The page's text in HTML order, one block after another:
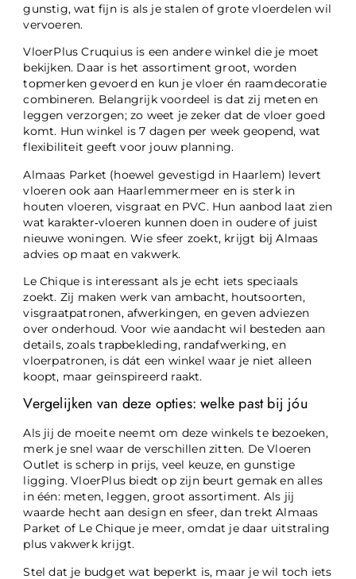
gunstig, wat fijn is als je stalen of grote vloerdelen wil
vervoeren.
VloerPlus Cruquius is een andere winkel die je moet
bekijken. Daar is het assortiment groot, worden
topmerken gevoerd en kun je vloer én raamdecoratie
combineren. Belangrijk voordeel is dat zij meten en
leggen verzorgen; zo weet je zeker dat de vloer goed
komt. Hun winkel is 7 dagen per week geopend, wat
flexibiliteit geeft voor jouw planning.
Almaas Parket (hoewel gevestigd in Haarlem) levert
vloeren ook aan Haarlemmermeer en is sterk in
houten vloeren, visgraat en PVC. Hun aanbod laat zien
wat karakter‑vloeren kunnen doen in oudere of juist
nieuwe woningen. Wie sfeer zoekt, krijgt bij Almaas
advies op maat en vakwerk.
Le Chique is interessant als je echt iets speciaals
zoekt. Zij maken werk van ambacht, houtsoorten,
visgraatpatronen, afwerkingen, en geven adviezen
over onderhoud. Voor wie aandacht wil besteden aan
details, zoals trapbekleding, randafwerking, en
vloerpatronen, is dát een winkel waar je niet alleen
koopt, maar geïnspireerd raakt.
Vergelijken van deze opties: welke past bij jóu
Als jij de moeite neemt om deze winkels te bezoeken,
merk je snel waar de verschillen zitten. De Vloeren
Outlet is scherp in prijs, veel keuze, en gunstige
ligging. VloerPlus biedt op zijn beurt gemak en alles
in één: meten, leggen, groot assortiment. Als jij
waarde hecht aan design en sfeer, dan trekt Almaas
Parket of Le Chique je meer, omdat je daar uitstraling
plus vakwerk krijgt.
Stel dat je budget wat beperkt is, maar je wil toch iets